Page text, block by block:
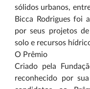
sólidos urbanos,
Bicca Rodrigues foi
por seus projetos
solo e recursos
O Prêmio
Criado pela
reconhecido por